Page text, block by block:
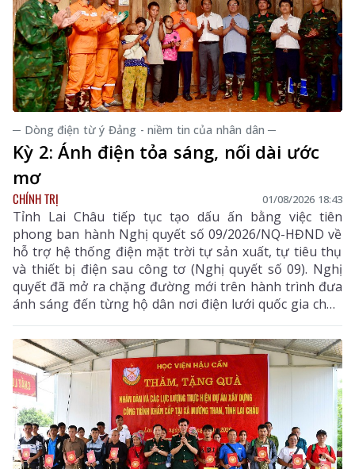
─ Dòng điện từ ý Đảng - niềm tin của nhân dân ─
Kỳ 2: Ánh điện tỏa sáng, nối dài ước
mơ
CHÍNH TRỊ 01/08/2026 18:43
Tỉnh Lai Châu tiếp tục tạo dấu ấn bằng việc tiên
phong ban hành Nghị quyết số 09/2026/NQ-HĐND về
hỗ trợ hệ thống điện mặt trời tự sản xuất, tự tiêu thụ
và thiết bị điện sau công tơ (Nghị quyết số 09). Nghị
quyết đã mở ra chặng đường mới trên hành trình đưa
ánh sáng đến từng hộ dân nơi điện lưới quốc gia chưa
thể vươn tới.